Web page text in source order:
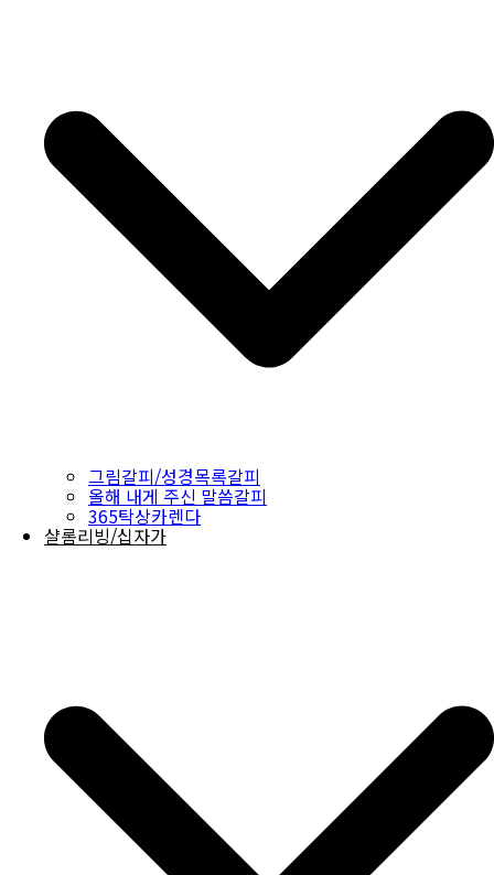
그림갈피/성경목록갈피
올해 내게 주신 말씀갈피
365탁상카렌다
샬롬리빙/십자가